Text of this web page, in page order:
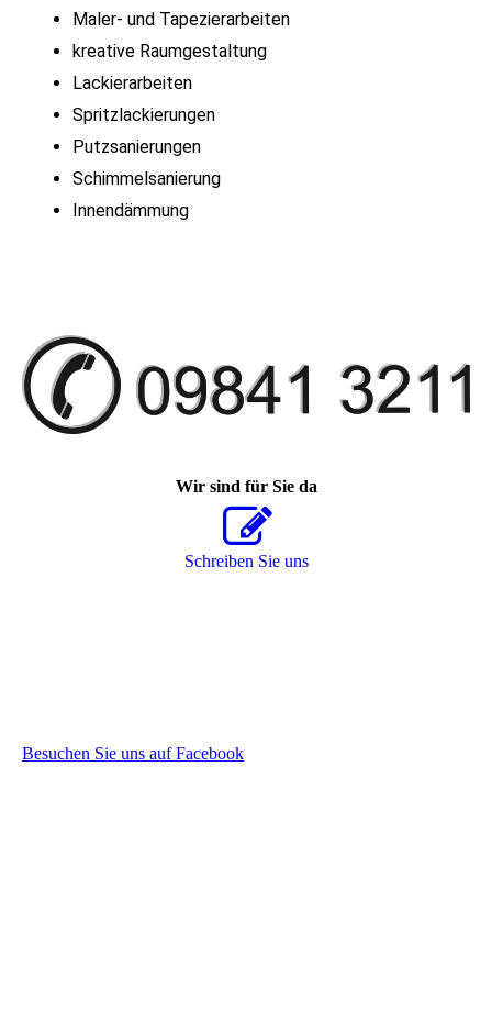
Maler- und Tapezierarbeiten
kreative Raumgestaltung
Lackierarbeiten
Spritzlackierungen
Putzsanierungen
Schimmelsanierung
Innendämmung
Wir sind für Sie da
Schreiben Sie uns
Besuchen Sie uns auf Facebook